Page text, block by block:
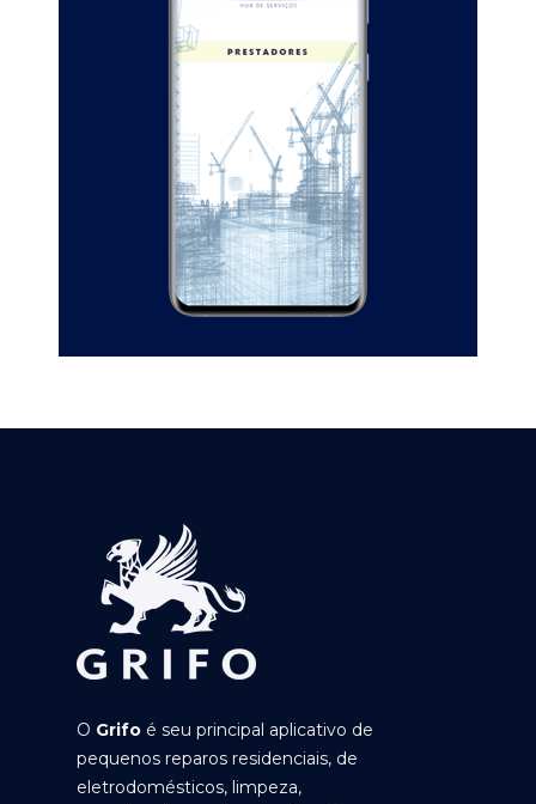
O Grifo é seu principal aplicativo de
pequenos reparos residenciais, de
eletrodomésticos, limpeza,